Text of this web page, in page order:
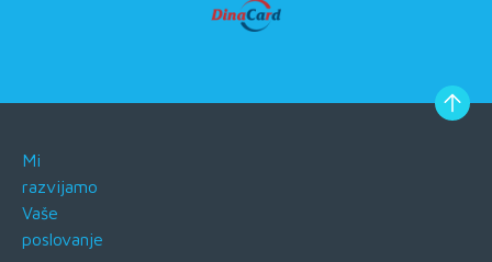
Mi
razvijamo
Vaše
poslovanje